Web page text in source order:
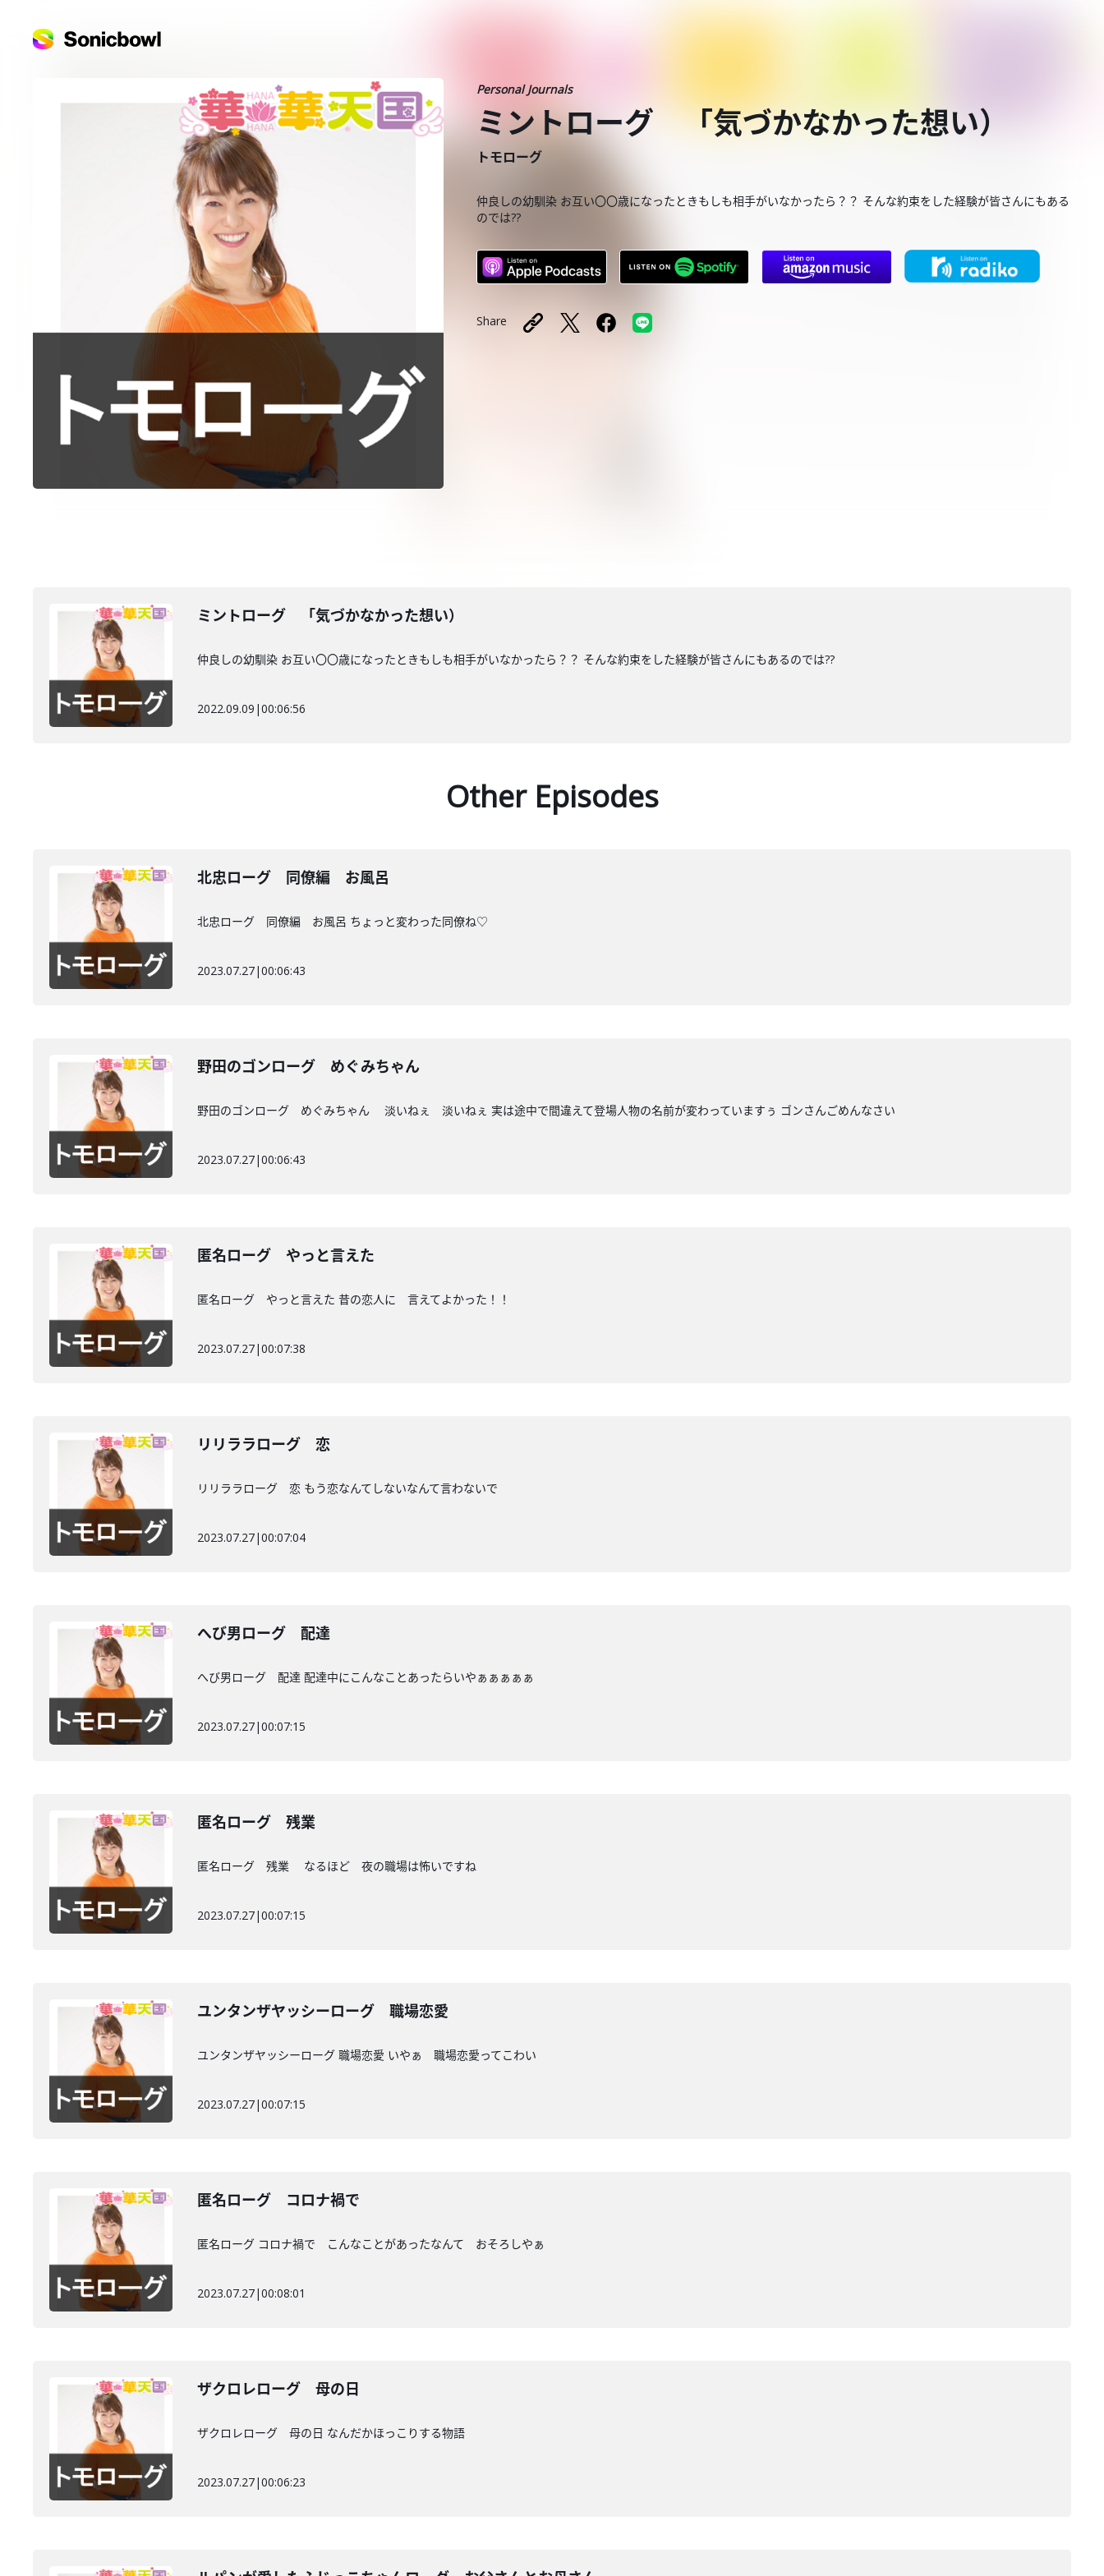
Personal Journals
ミントローグ 「気づかなかった想い）
トモローグ
仲良しの幼馴染 お互い〇〇歳になったときもしも相手がいなかったら？？ そんな約束をした経験が皆さんにもある
のでは??
Share
ミントローグ 「気づかなかった想い）
仲良しの幼馴染 お互い〇〇歳になったときもしも相手がいなかったら？？ そんな約束をした経験が皆さんにもあるのでは??
2022.09.09 |00:06:56
Other Episodes
北忠ローグ 同僚編 お風呂
北忠ローグ 同僚編 お風呂 ちょっと変わった同僚ね♡
2023.07.27|00:06:43
野田のゴンローグ めぐみちゃん
野田のゴンローグ めぐみちゃん 淡いねぇ 淡いねぇ 実は途中で間違えて登場人物の名前が変わっていますぅ ゴンさんごめんなさい
2023.07.27|00:06:43
匿名ローグ やっと言えた
匿名ローグ やっと言えた 昔の恋人に 言えてよかった！！
2023.07.27|00:07:38
リリララローグ 恋
リリララローグ 恋 もう恋なんてしないなんて言わないで
2023.07.27|00:07:04
へび男ローグ 配達
へび男ローグ 配達 配達中にこんなことあったらいやぁぁぁぁぁ
2023.07.27|00:07:15
匿名ローグ 残業
匿名ローグ 残業 なるほど 夜の職場は怖いですね
2023.07.27|00:07:15
ユンタンザヤッシーローグ 職場恋愛
ユンタンザヤッシーローグ 職場恋愛 いやぁ 職場恋愛ってこわい
2023.07.27|00:07:15
匿名ローグ コロナ禍で
匿名ローグ コロナ禍で こんなことがあったなんて おそろしやぁ
2023.07.27|00:08:01
ザクロレローグ 母の日
ザクロレローグ 母の日 なんだかほっこりする物語
2023.07.27|00:06:23